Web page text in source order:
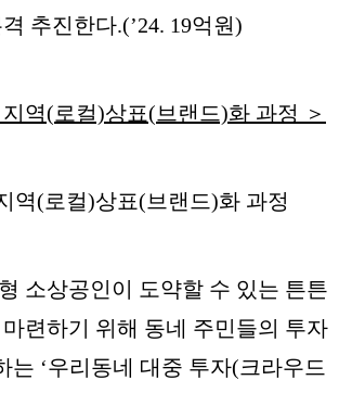
추진한다.(’24. 19억원)
역(로컬)상표(브랜드)화 과정 ＞
소상공인이 도약할 수 있는 튼튼
련하기 위해 동네 주민들의 투자
는 ‘우리동네 대중 투자(크라우드